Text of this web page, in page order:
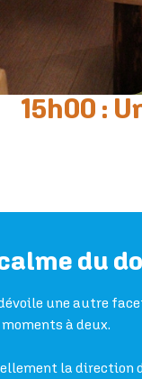
15h00 :
du
une autre
à deux.
la direction